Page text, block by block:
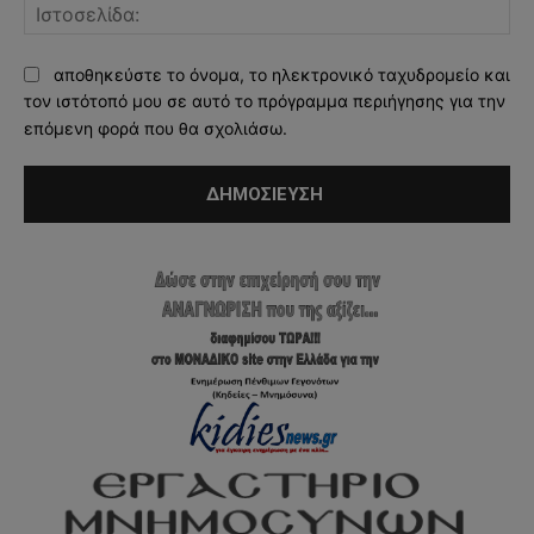
αποθηκεύστε το όνομα, το ηλεκτρονικό ταχυδρομείο και
τον ιστότοπό μου σε αυτό το πρόγραμμα περιήγησης για την
επόμενη φορά που θα σχολιάσω.